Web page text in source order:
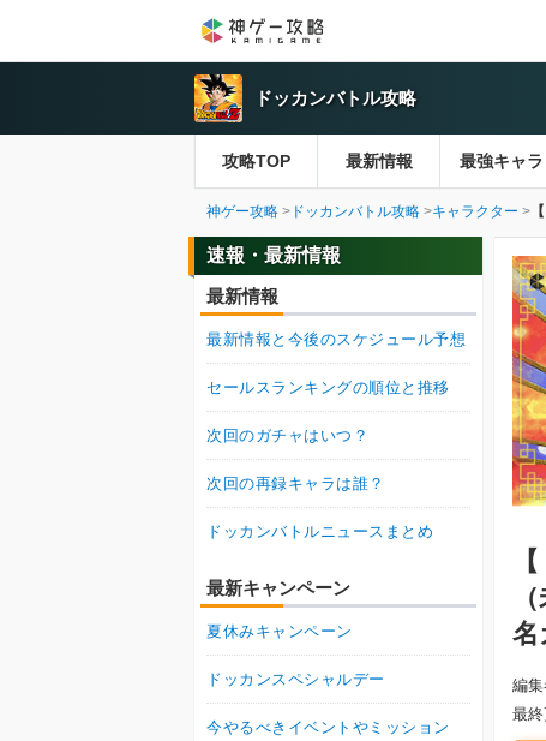
ドッカンバトル攻略
攻略TOP 最新情報 最強キャラ
神ゲー攻略 ドッカンバトル攻略 キャラクター
名
編
最終
速報・最新情報
最新情報
最新情報と今後のスケジュール予想
セールスランキングの順位と推移
次回のガチャはいつ？
次回の再録キャラは誰？
ドッカンバトルニュースまとめ
最新キャンペーン
夏休みキャンペーン
ドッカンスペシャルデー
今やるべきイベントやミッション